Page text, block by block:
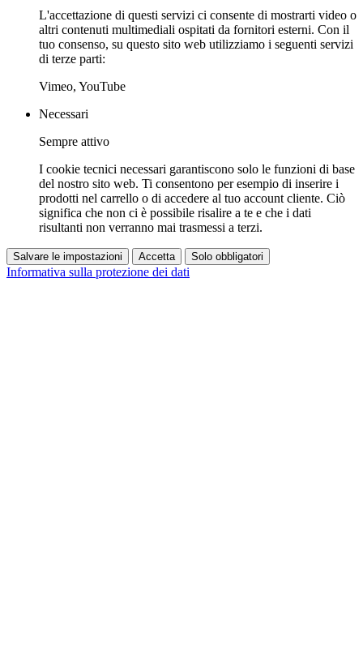
L'accettazione di questi servizi ci consente di mostrarti video o
altri contenuti multimediali ospitati da fornitori esterni. Con il
tuo consenso, su questo sito web utilizziamo i seguenti servizi
di terze parti:
Vimeo, YouTube
Necessari
Sempre attivo
I cookie tecnici necessari garantiscono solo le funzioni di base
del nostro sito web. Ti consentono per esempio di inserire i
prodotti nel carrello o di accedere al tuo account cliente. Ciò
significa che non ci è possibile risalire a te e che i dati
risultanti non verranno mai trasmessi a terzi.
Salvare le impostazioni Accetta Solo obbligatori
Informativa sulla protezione dei dati